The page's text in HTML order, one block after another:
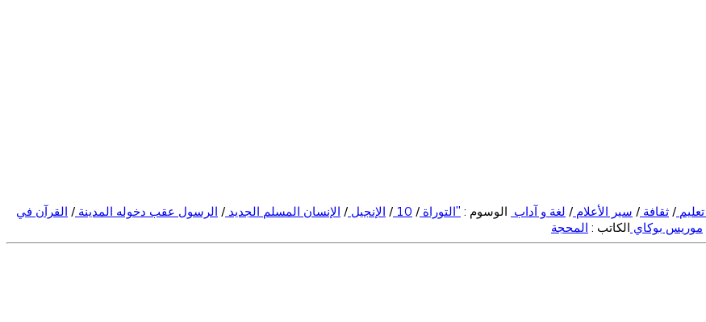
/ثقافة / سير الأعلام / لغة و آداب الوسوم : "التوراة /
10
/ الإنجيل / الإنسان المسلم الجديد / الرسول عقب دخوله المدينة / القرآن في
موريس بوكاي الكاتب : المحجة